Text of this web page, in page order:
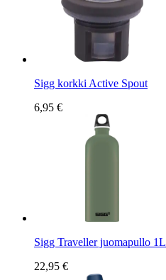
Sigg korkki Active Spout
6,95 €
Sigg Traveller juomapullo 1L
22,95 €